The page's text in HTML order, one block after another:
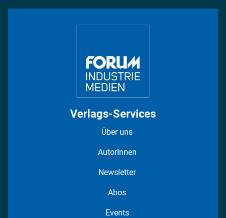
Verlags-Services
Über uns
AutorInnen
Newsletter
Abos
Events